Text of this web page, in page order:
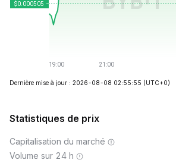
Dernière mise à jour : 2026-08-08 02:55:55 (UTC+0)
Statistiques de prix
Capitalisation du marché
Volume sur 24 h